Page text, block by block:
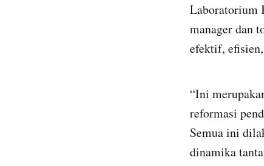
Laboratorium
manager dan
efektif,
“Ini
reformasi
Semua ini
dinamika